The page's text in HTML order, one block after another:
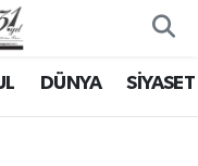
DÜNYA SİYASET